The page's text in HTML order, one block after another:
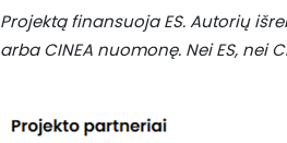
Projektą finansuoja ES. Autorių
arba CINEA nuomonę. Nei ES, nei